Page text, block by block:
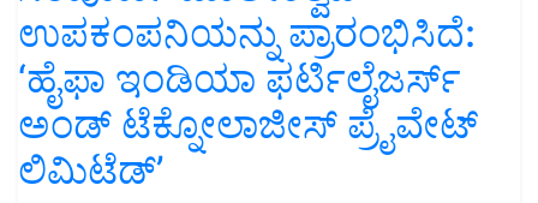
ಉಪಕಂಪನಿಯನ್ನು ಪ್ರಾರಂಭಿಸಿದೆ:
‘ಹೈಫಾ ಇಂಡಿಯಾ ಫರ್ಟಿಲೈಜರ್ಸ್
ಅಂಡ್ ಟೆಕ್ನೋಲಾಜೀಸ್ ಪ್ರೈವೇಟ್
ಲಿಮಿಟೆಡ್’